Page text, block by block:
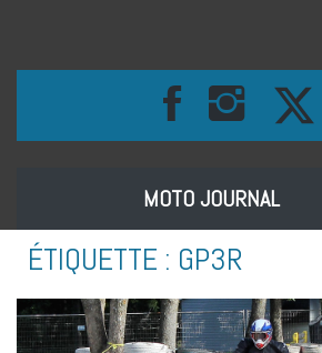
MOTO JOURNAL
ÉTIQUETTE : GP3R